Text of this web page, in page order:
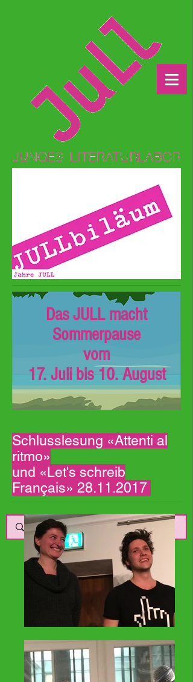
Das JULL macht
Sommerpause
vom
17. Juli bis 10. August
Schlusslesung «Attenti al
ritmo»
und «Let's schreib
Français» 28.11.2017